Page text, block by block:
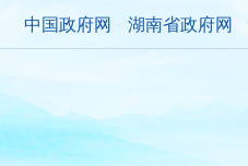
中国政府网 湖南省政府网